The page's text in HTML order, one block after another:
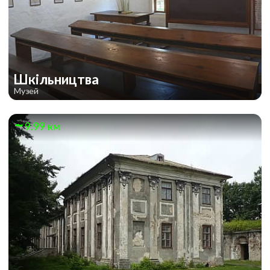
Шкільництва
Музей
9.99 км